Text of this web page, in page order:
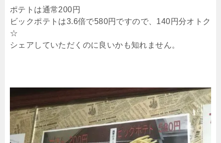
ポテトは通常200円
ビックポテトは3.6倍で580円ですので、140円分オトク
☆
シェアしていただくのに良いかも知れません。